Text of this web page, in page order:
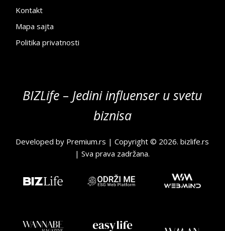
Kontakt
Mapa sajta
Politika privatnosti
BIZLife – Jedini influenser u svetu
biznisa
Developed by Premium.rs | Copyright © 2026.bizlife.rs
| Sva prava zadržana.